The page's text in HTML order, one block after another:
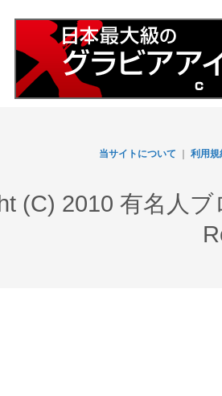
当サイトについて 利用規
(C) 2010 有名人